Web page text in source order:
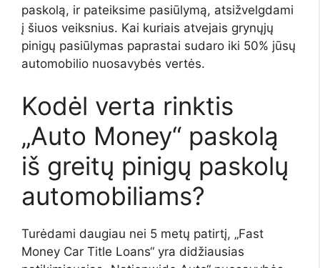
paskolą, ir pateiksime pasiūlymą, atsižvelgdami
į šiuos veiksnius. Kai kuriais atvejais grynųjų
pinigų pasiūlymas paprastai sudaro iki 50% jūsų
automobilio nuosavybės vertės.
Kodėl verta rinktis
„Auto Money“ paskolą
iš greitų pinigų paskolų
automobiliams?
Turėdami daugiau nei 5 metų patirtį, „Fast
Money Car Title Loans“ yra didžiausias